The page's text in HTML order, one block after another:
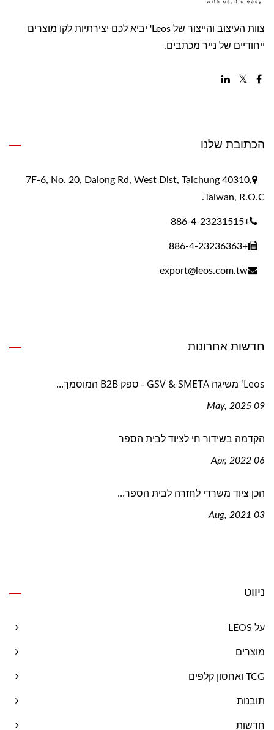
צוות העיצוב והייצור של Leos' יביא לכם יצירתיות לקו מוצרים
ייחודיים של נייר מכתבים.
הכתובת שלנו
7F-6, No. 20, Dalong Rd, West Dist, Taichung 40310,
Taiwan, R.O.C.
+886-4-23231515
+886-4-23236363
export@leos.com.tw
חדשות אחרונות
Leos' משיגה GSV & SMETA - ספק B2B המוסמך...
09 May, 2025
הקדמה בשידור חי לציוד לבית הספר
06 Apr, 2022
הכן ציוד משרדי לחזרה לבית הספר...
03 Aug, 2021
ניווט
על LEOS
מוצרים
TCG ואחסון קלפים
תובנות
חדשות